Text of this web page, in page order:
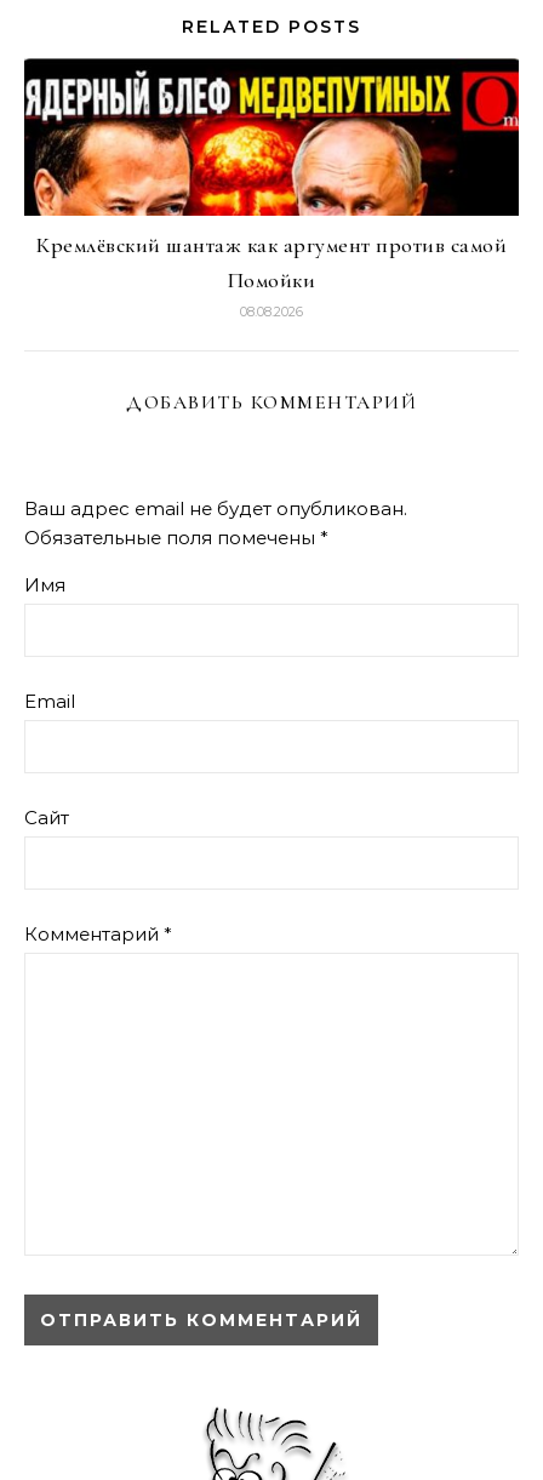
RELATED POSTS
Кремлёвский шантаж как аргумент против самой
Помойки
08.08.2026
ДОБАВИТЬ КОММЕНТАРИЙ
Ваш адрес email не будет опубликован.
Обязательные поля помечены *
Имя
Email
Сайт
Комментарий *